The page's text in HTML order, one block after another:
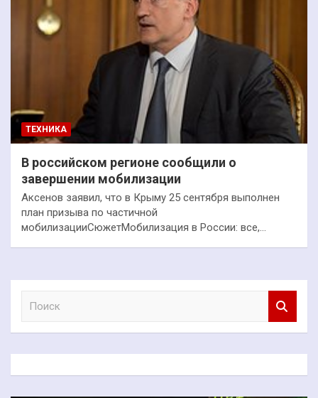
ТЕХНИКА
В российском регионе сообщили о
завершении мобилизации
Аксенов заявил, что в Крыму 25 сентября выполнен
план призыва по частичной
мобилизацииСюжетМобилизация в России: все,…
к